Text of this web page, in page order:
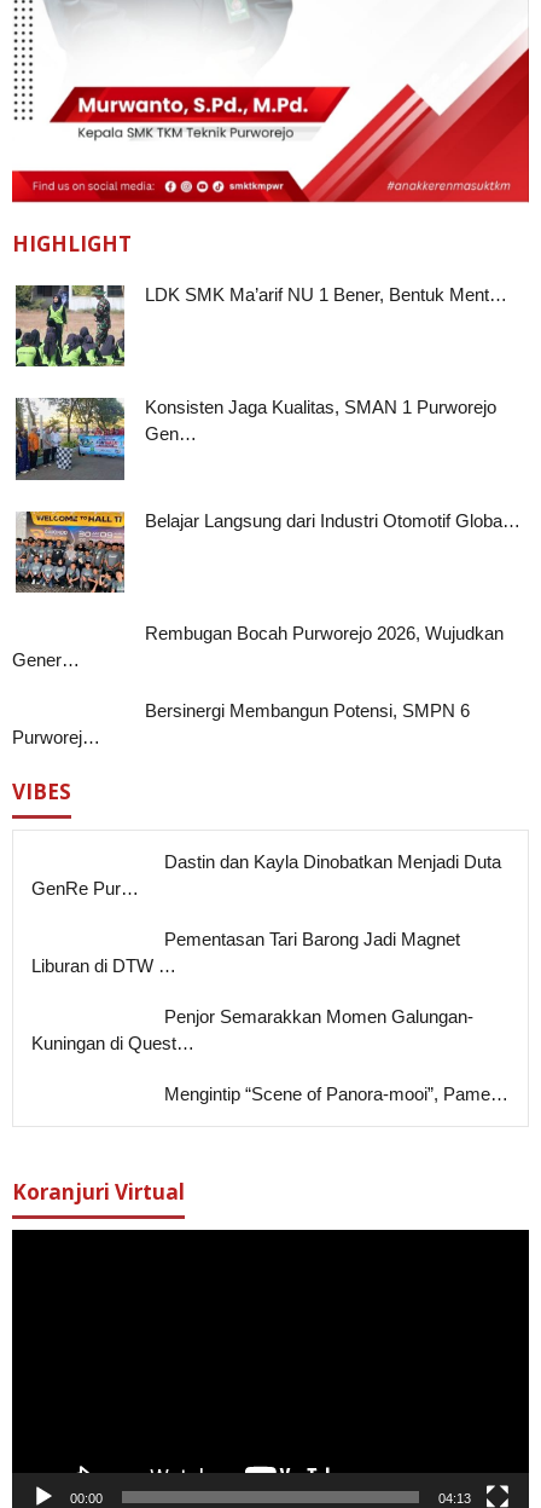
HIGHLIGHT
LDK SMK Ma’arif NU 1 Bener, Bentuk Ment…
Konsisten Jaga Kualitas, SMAN 1 Purworejo
Gen…
Belajar Langsung dari Industri Otomotif Globa…
Rembugan Bocah Purworejo 2026, Wujudkan
Gener…
Bersinergi Membangun Potensi, SMPN 6
Purworej…
VIBES
Dastin dan Kayla Dinobatkan Menjadi Duta
GenRe Pur…
Pementasan Tari Barong Jadi Magnet
Liburan di DTW …
Penjor Semarakkan Momen Galungan-
Kuningan di Quest…
Mengintip “Scene of Panora-mooi”, Pame…
Koranjuri Virtual
00:00 04:13